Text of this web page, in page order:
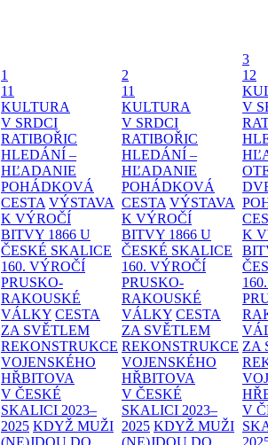
1
11
KULTURA
V SRDCI
RATIBOŘIC
HLEDÁNÍ –
HĽADANIE
POHÁDKOVÁ
CESTA VÝSTAVA
K VÝROČÍ
BITVY 1866 U
ČESKÉ SKALICE
160. VÝROČÍ
PRUSKO-
RAKOUSKÉ
VÁLKY CESTA
ZA SVĚTLEM
REKONSTRUKCE
VOJENSKÉHO
HŘBITOVA
V ČESKÉ
SKALICI 2023–
2025 KDYŽ MUŽI
(NE)JDOU DO
2
11
KULTURA
V SRDCI
RATIBOŘIC
HLEDÁNÍ –
HĽADANIE
POHÁDKOVÁ
CESTA VÝSTAVA
K VÝROČÍ
BITVY 1866 U
ČESKÉ SKALICE
160. VÝROČÍ
PRUSKO-
RAKOUSKÉ
VÁLKY CESTA
ZA SVĚTLEM
REKONSTRUKCE
VOJENSKÉHO
HŘBITOVA
V ČESKÉ
SKALICI 2023–
2025 KDYŽ MUŽI
(NE)JDOU DO
3
12
V
K
ZA
V